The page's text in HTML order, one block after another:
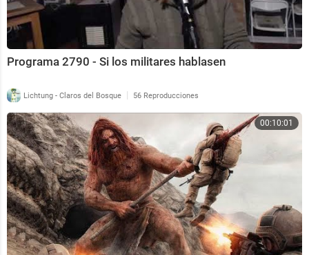
Programa 2790 - Si los militares hablasen
Lichtung - Claros del Bosque | 56 Reproducciones
00:10:01